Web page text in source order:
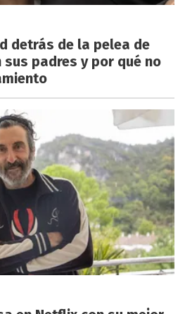
detrás de la pelea de
padres y por qué no